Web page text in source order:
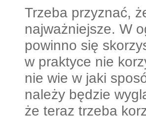
Trzeba przyznać,
najważniejsze. W
powinno się
w praktyce nie
nie wie w jaki
należy będzie
że teraz trzeba